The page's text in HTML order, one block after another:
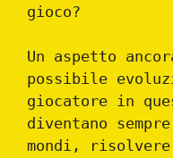
gioco?
Un aspetto
possibile
giocatore in
diventano
mondi,